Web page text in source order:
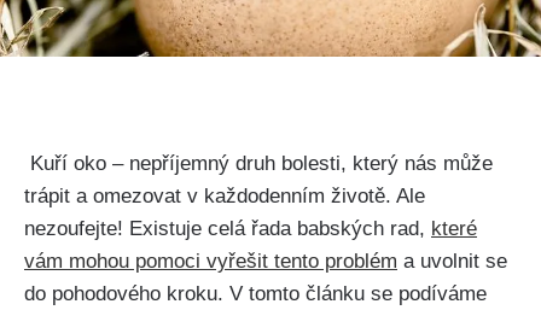
⁢ Kuří oko – nepříjemný druh bolesti, který ​nás může
‌trápit a omezovat v⁢ každodenním​ životě. Ale
nezoufejte! Existuje celá⁣ řada babských rad, které
vám mohou‌ pomoci vyřešit ⁣tento problém ‍a​ uvolnit ⁢se
‍do pohodového kroku. V tomto článku se podíváme